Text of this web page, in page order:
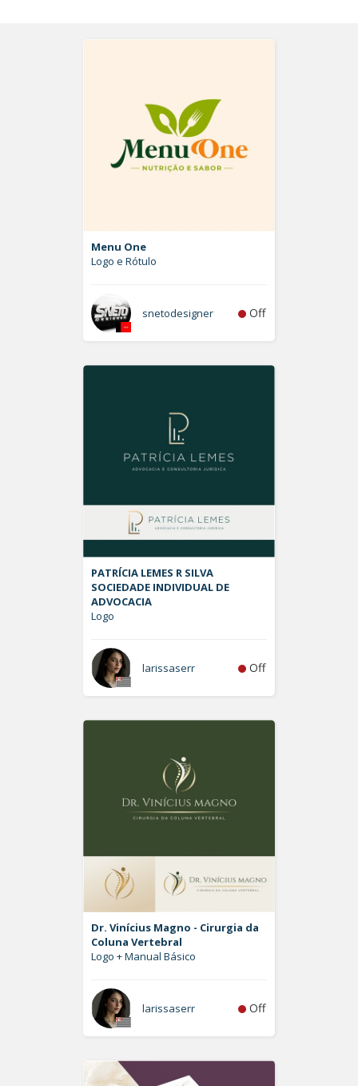
Menu One
Logo e Rótulo
snetodesigner Off
PATRÍCIA LEMES R SILVA
SOCIEDADE INDIVIDUAL DE
ADVOCACIA
Logo
larissaserr Off
Dr. Vinícius Magno - Cirurgia da
Coluna Vertebral
Logo + Manual Básico
larissaserr Off